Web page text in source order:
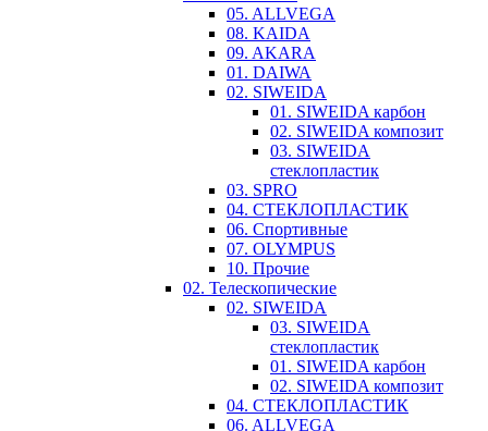
05. ALLVEGA
08. KAIDA
09. AKARA
01. DAIWA
02. SIWEIDA
01. SIWEIDA карбон
02. SIWEIDA композит
03. SIWEIDA
стеклопластик
03. SPRO
04. СТЕКЛОПЛАСТИК
06. Спортивные
07. OLYMPUS
10. Прочие
02. Телескопические
02. SIWEIDA
03. SIWEIDA
стеклопластик
01. SIWEIDA карбон
02. SIWEIDA композит
04. СТЕКЛОПЛАСТИК
06. ALLVEGA